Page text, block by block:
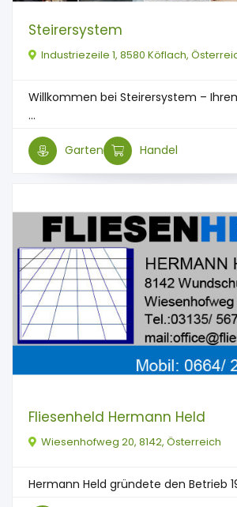
Steirersystem
Industriezeile 1, 8580 Köflach,
Willkommen bei Steirersystem –
...
Garten Handel
Fliesenheld Hermann Held
Wiesenhofweg 20, 8142, Österreich
Hermann Held gründete den Betrieb